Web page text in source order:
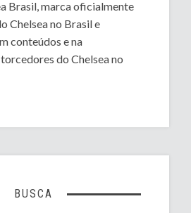
Brasil, marca oficialmente
Chelsea no Brasil e
conteúdos e na
do Chelsea no
BUSCA